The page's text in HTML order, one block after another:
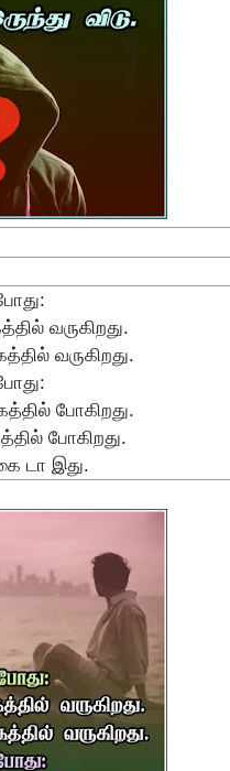
வருகிறது.
வருகிறது.
போகிறது.
போகிறது.
டா இது.